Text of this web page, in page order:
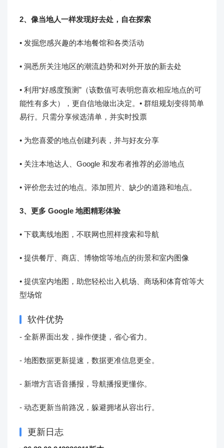
2、像当地人一样发现好去处，自在探索
• 发掘您感兴趣的本地餐馆和各类活动
• 洞悉所关注地区的潮流趋势和对外开放的新去处
• 利用“好感度预测”（该数值可表明您喜欢相应地点的可
能性有多大），更自信地做出决定。• 群组规划变得简单
易行。只需分享候选清单，并实时投票
• 为您喜爱的地点创建列表，并与好友分享
• 关注本地达人、Google 和发布者推荐的必游地点
• 评价您去过的地点。添加照片、缺少的道路和地点。
3、更多 Google 地图精彩体验
• 下载离线地图，不联网也照样搜索和导航
• 提供餐厅、商店、博物馆等地点的街景和室内图像
• 提供室内地图，助您轻松出入机场、商场和体育馆等大
型场馆
软件优势
- 全新界面出发，操作便捷，省心省力。
- 地图数据更新提速，数据更准信息更全。
- 新增方言语音播报，导航播报更懂你。
- 动态更新当前路况，躲避拥堵从容出行。
更新日志